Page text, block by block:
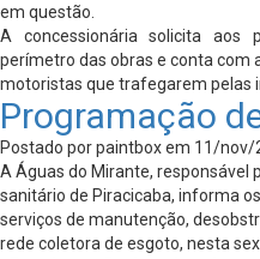
em questão.
A concessionária solicita aos
perímetro das obras e conta com
motoristas que trafegarem pelas
Programação
Postado por paintbox em 11/nov/
A Águas do Mirante, responsável
sanitário de Piracicaba, informa
serviços de manutenção,
rede coletora de esgoto, nesta